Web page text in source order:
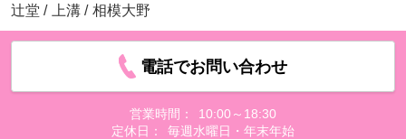
辻堂 / 上溝 / 相模大野
電話でお問い合わせ
営業時間：
10:00～18:30
定休日：
毎週水曜日・年末年始